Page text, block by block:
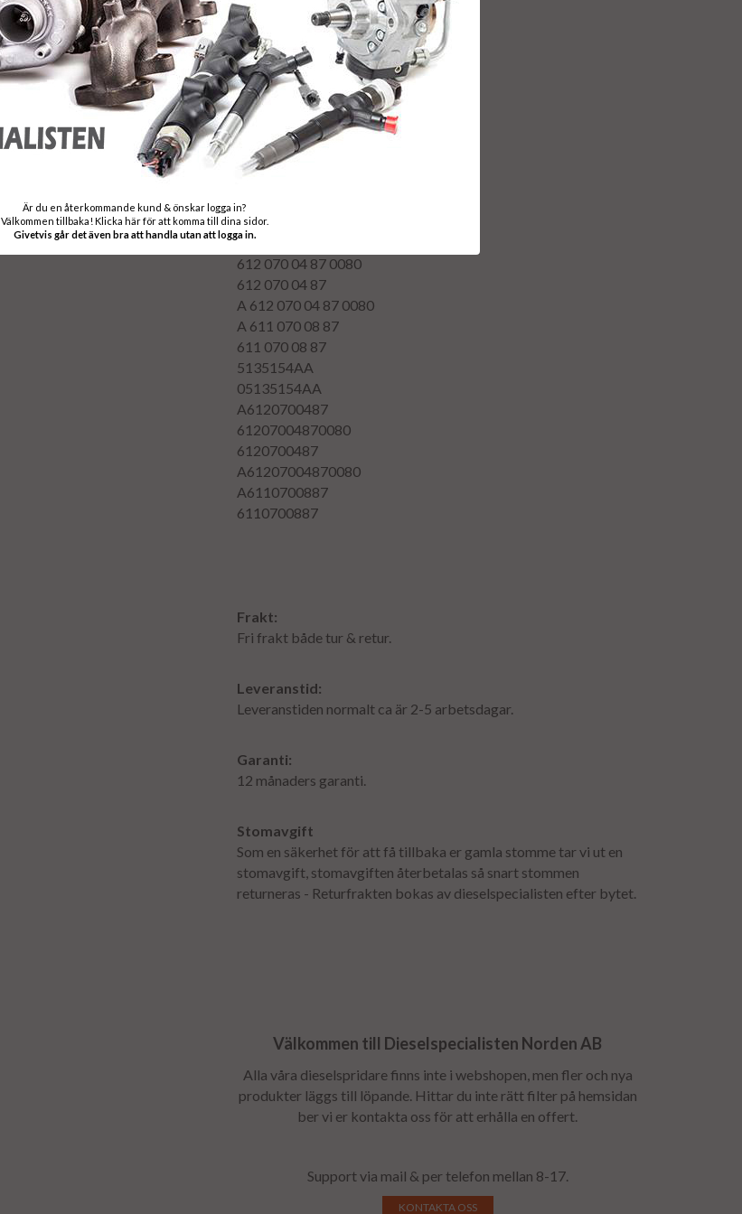
612 070 04 87
612 070 04 87 0080
612 070 04 87 80
R5135154AB
Trade numbers
0 986 435 158
0 986 435 164
Reference numbers
0445110070
5135 154AA
05135 154AA
A 612 070 04 87
612 070 04 87 0080
612 070 04 87
A 612 070 04 87 0080
A 611 070 08 87
611 070 08 87
5135154AA
05135154AA
A6120700487
61207004870080
6120700487
A61207004870080
A6110700887
6110700887
Frakt:
Fri frakt både tur & retur.
Leveranstid:
Leveranstiden normalt ca är 2-5 arbetsdagar.
Garanti:
12 månaders garanti.
Stomavgift
Som en säkerhet för att få tillbaka er gamla stomme tar vi ut en
stomavgift, stomavgiften återbetalas så snart stommen
returneras - Returfrakten bokas av dieselspecialisten efter bytet.
Välkommen till Dieselspecialisten Norden AB
Alla våra dieselspridare finns inte i webshopen, men fler och nya
produkter läggs till löpande. Hittar du inte rätt filter på hemsidan
ber vi er kontakta oss för att erhålla en offert.
Support via mail & per telefon mellan 8-17.
KONTAKTA OSS
Är du en återkommande kund & önskar logga in?
Välkommen tillbaka! Klicka här för att komma till dina sidor.
Givetvis går det även bra att handla utan att logga in.